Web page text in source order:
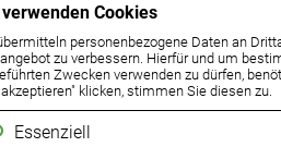
Cookies
personenbezogene Daten an
zu verbessern. Hierfür und um
Zwecken verwenden zu dürfen,
akzeptieren" klicken, stimmen Sie diesen zu.
Essenziell
Einheitspartei aus ÖVP, SPÖ,
2015 wurden unter ÖVP-
des Asyls unkontrolliert ins
Bildungssystem,